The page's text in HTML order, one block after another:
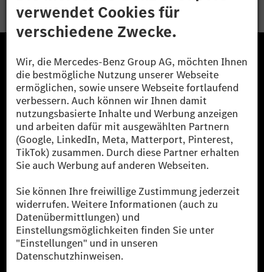
Die Mercedes-Benz Group.
Die Mercedes-Benz Group AG (ehemals Daimler AG)
ist eines der erfolgreichsten Automobilunternehmen
der Welt. Mit der Mercedes-Benz AG gehören wir zu
den größten Anbietern von Premium- und Luxus-Pkw
und Vans. Die Mercedes-Benz Mobility AG bietet
Finanzierung, Leasing, Fahrzeugabos und –miete,
Flottenmanagement, digitale Services rund um Laden
und Bezahlen, die Vermittlung von Versicherungen
sowie innovative Mobilitätsdienstleistungen an.
Mehr erfahren